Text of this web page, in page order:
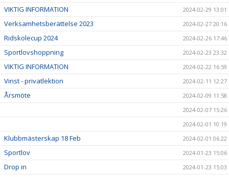
VIKTIG INFORMATION 2024-02-29 13:01
Verksamhetsberättelse 2023 2024-02-27 20:16
Ridskolecup 2024 2024-02-26 17:46
Sportlovshoppning 2024-02-23 23:32
VIKTIG INFORMATION 2024-02-22 16:59
Vinst - privatlektion 2024-02-11 12:27
Årsmöte
2024-02-09 11:58
2024-02-07 15:26
2024-02-01 10:19
Klubbmästerskap 18 Feb 2024-02-01 06:22
Sportlov 2024-01-23 15:06
Drop in 2024-01-23 15:03